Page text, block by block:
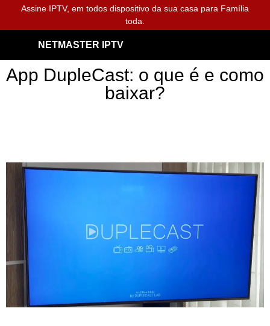
Assine IPTV, em todos dispositivo da sua casa para Família
toda.
NETMASTER IPTV
App DupleCast: o que é e como
baixar?